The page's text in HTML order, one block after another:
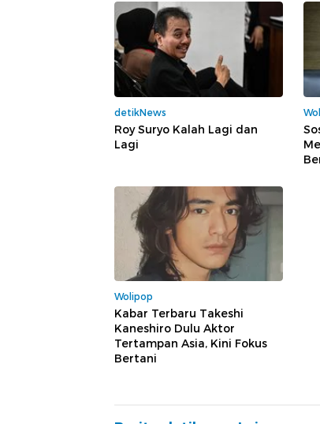
detikNews
Roy Suryo Kalah Lagi dan
Lagi
Wolipop
Kabar Terbaru Takeshi
Kaneshiro Dulu Aktor
Tertampan Asia, Kini Fokus
Bertani